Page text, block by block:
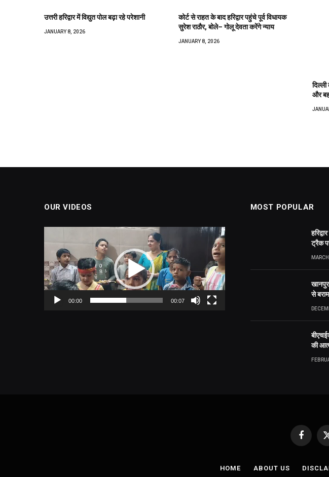
उत्तरी हरिद्वार में विद्युत पोल बढ़ा रहे परेशानी
JANUARY 8, 2026
कोर्ट से राहत के बाद हरिद्वार पहुंचे पूर्व विधायक
सुरेश राठौर, बोले– गोलू देवता करेंगे न्याय
JANUARY 8, 2026
दिल्ली
और
OUR VIDEOS
Player
00:00 00:07
MOST POPULAR
ट्रैक
से
की
HOME ABOUT US